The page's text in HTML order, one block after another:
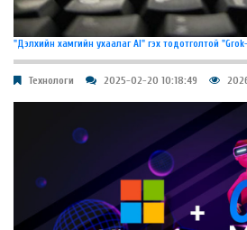
"Дэлхийн хамгийн ухаалаг AI" гэх тодотголтой
Технологи 2025-02-20 10:18:49